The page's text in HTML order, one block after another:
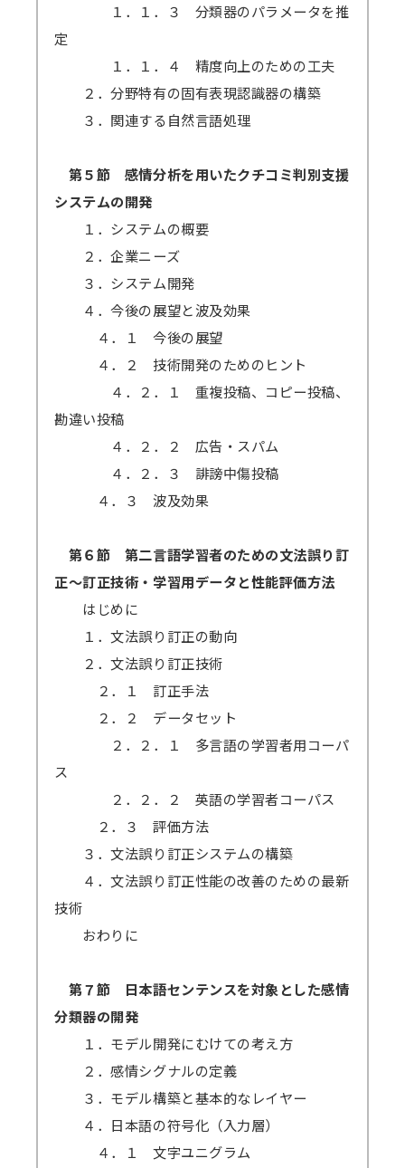
１．１．３ 分類器のパラメータを推
定
１．１．４ 精度向上のための工夫
２．分野特有の固有表現認識器の構築
３．関連する自然言語処理
第５節 感情分析を用いたクチコミ判別支援
システムの開発
１．システムの概要
２．企業ニーズ
３．システム開発
４．今後の展望と波及効果
４．１ 今後の展望
４．２ 技術開発のためのヒント
４．２．１ 重複投稿、コピー投稿、
勘違い投稿
４．２．２ 広告・スパム
４．２．３ 誹謗中傷投稿
４．３ 波及効果
第６節 第二言語学習者のための文法誤り訂
正～訂正技術・学習用データと性能評価方法
はじめに
１．文法誤り訂正の動向
２．文法誤り訂正技術
２．１ 訂正手法
２．２ データセット
２．２．１ 多言語の学習者用コーパ
ス
２．２．２ 英語の学習者コーパス
２．３ 評価方法
３．文法誤り訂正システムの構築
４．文法誤り訂正性能の改善のための最新
技術
おわりに
第７節 日本語センテンスを対象とした感情
分類器の開発
１．モデル開発にむけての考え方
２．感情シグナルの定義
３．モデル構築と基本的なレイヤー
４．日本語の符号化（入力層）
４．１ 文字ユニグラム